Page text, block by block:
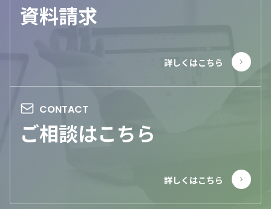
資料請求
ご相談はこちら